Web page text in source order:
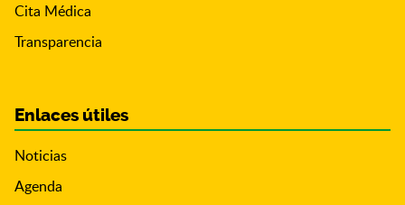
Cita Médica
Transparencia
Enlaces útiles
Noticias
Agenda